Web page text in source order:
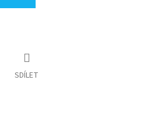
SDÍLET